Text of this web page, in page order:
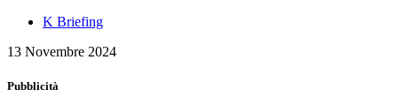
K Briefing
13 Novembre 2024
Pubblicità